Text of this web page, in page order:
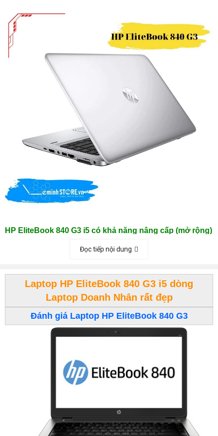
Laptop HP EliteBook 840 G3 i5 dòng
Laptop Doanh Nhân rất đẹp
Đánh giá Laptop HP EliteBook 840 G3
HP EliteBook 840 G3 i5 có khả năng nâng cấp (mở rộng)
HP EliteBook 840 G3 i5 6200U | RAM 8 GB | SSD 240G | 14”
Intel Core I5 6200U Processor ( 3M Cache,
2.4GHz up max 2.8 Ghz)
Intel® HD Graphics 520
8GB PC4 bus 2133/2400
14 Inches LED Backlit chống chói
Đọc tiếp nội dung